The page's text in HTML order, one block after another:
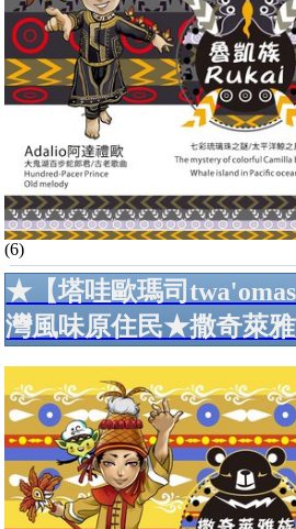
(6)
★【塔哇歐瑪司
灣風味原住民★撒奇萊雅